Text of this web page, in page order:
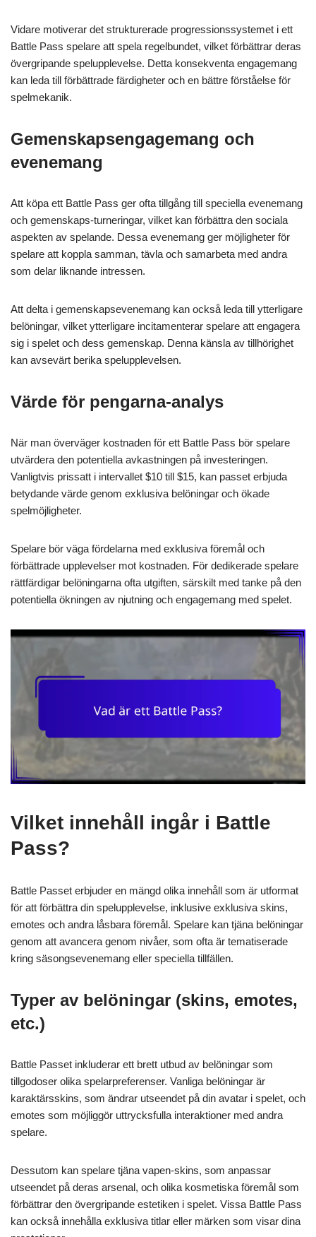
Vidare motiverar det strukturerade progressionssystemet i ett
Battle Pass spelare att spela regelbundet, vilket förbättrar deras
övergripande spelupplevelse. Detta konsekventa engagemang
kan leda till förbättrade färdigheter och en bättre förståelse för
spelmekanik.
Gemenskapsengagemang och
evenemang
Att köpa ett Battle Pass ger ofta tillgång till speciella evenemang
och gemenskaps-turneringar, vilket kan förbättra den sociala
aspekten av spelande. Dessa evenemang ger möjligheter för
spelare att koppla samman, tävla och samarbeta med andra
som delar liknande intressen.
Att delta i gemenskapsevenemang kan också leda till ytterligare
belöningar, vilket ytterligare incitamenterar spelare att engagera
sig i spelet och dess gemenskap. Denna känsla av tillhörighet
kan avsevärt berika spelupplevelsen.
Värde för pengarna-analys
När man överväger kostnaden för ett Battle Pass bör spelare
utvärdera den potentiella avkastningen på investeringen.
Vanligtvis prissatt i intervallet $10 till $15, kan passet erbjuda
betydande värde genom exklusiva belöningar och ökade
spelmöjligheter.
Spelare bör väga fördelarna med exklusiva föremål och
förbättrade upplevelser mot kostnaden. För dedikerade spelare
rättfärdigar belöningarna ofta utgiften, särskilt med tanke på den
potentiella ökningen av njutning och engagemang med spelet.
Vilket innehåll ingår i Battle
Pass?
Battle Passet erbjuder en mängd olika innehåll som är utformat
för att förbättra din spelupplevelse, inklusive exklusiva skins,
emotes och andra låsbara föremål. Spelare kan tjäna belöningar
genom att avancera genom nivåer, som ofta är tematiserade
kring säsongsevenemang eller speciella tillfällen.
Typer av belöningar (skins, emotes,
etc.)
Battle Passet inkluderar ett brett utbud av belöningar som
tillgodoser olika spelarpreferenser. Vanliga belöningar är
karaktärsskins, som ändrar utseendet på din avatar i spelet, och
emotes som möjliggör uttrycksfulla interaktioner med andra
spelare.
Dessutom kan spelare tjäna vapen-skins, som anpassar
utseendet på deras arsenal, och olika kosmetiska föremål som
förbättrar den övergripande estetiken i spelet. Vissa Battle Pass
kan också innehålla exklusiva titlar eller märken som visar dina